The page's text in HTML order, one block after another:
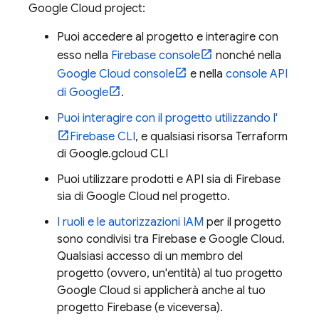
Google Cloud project:
Puoi accedere al progetto e interagire con
esso nella Firebase console
nonché nella
Google Cloud console e nella console API
di Google
.
Puoi interagire con il progetto utilizzando l'
Firebase CLI, e qualsiasi risorsa Terraform
di Google.gcloud CLI
Puoi utilizzare prodotti e API sia di Firebase
sia di Google Cloud nel progetto.
I ruoli e le autorizzazioni IAM per il progetto
sono condivisi tra Firebase e Google Cloud.
Qualsiasi accesso di un membro del
progetto (ovvero, un'entità) al tuo progetto
Google Cloud si applicherà anche al tuo
progetto Firebase (e viceversa).